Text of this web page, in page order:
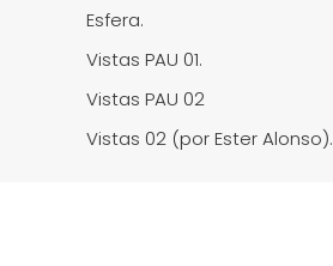
Esfera.
Vistas PAU 01.
Vistas PAU 02
Vistas 02 (por Ester Alonso).